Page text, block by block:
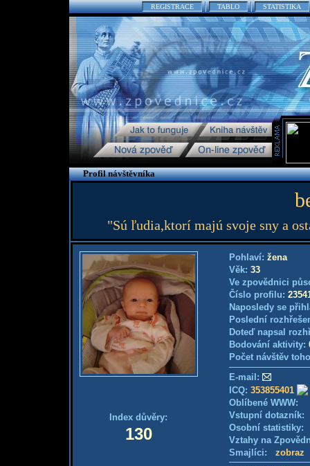
REGISTRACE TABLO STATISTIKA
Profil návštěvníka
"Sú ľudia,ktorí majú svoje sny a
Index důvěry:
130
Pohlaví: žena
Věk: 33
Ve zpovědnici
Číslo profilu:
Naposledy se
Poslední
Doteď napsal
Bodování aktivity:
Počet návštěv
E-mail:
ICQ: 353855401
Oblíbené WWW:
Vstupní
Osobní
Vztahy na
Smajlíci: zobraz